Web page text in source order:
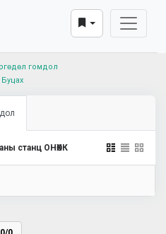
гомдол
Буцах
станц ОНӨХК